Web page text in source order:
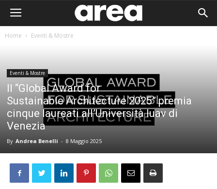
Home Eventi & Mostre
Eventi & Mostre
Il “Global Award for
Sustainable Architecture 2025” premia
cinque laureati all’Università Iuav di
Venezia
By Andrea Benelli - 8 Maggio 2025